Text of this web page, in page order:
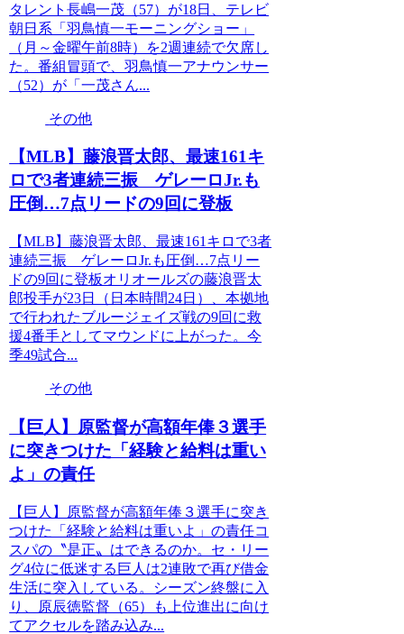
タレント長嶋一茂（57）が18日、テレビ
朝日系「羽鳥慎一モーニングショー」
（月～金曜午前8時）を2週連続で欠席し
た。番組冒頭で、羽鳥慎一アナウンサー
（52）が「一茂さん...
その他
【MLB】藤浪晋太郎、最速161キ
ロで3者連続三振 ゲレーロJr.も
圧倒…7点リードの9回に登板
【MLB】藤浪晋太郎、最速161キロで3者
連続三振 ゲレーロJr.も圧倒…7点リー
ドの9回に登板オリオールズの藤浪晋太
郎投手が23日（日本時間24日）、本拠地
で行われたブルージェイズ戦の9回に救
援4番手としてマウンドに上がった。今
季49試合...
その他
【巨人】原監督が高額年俸３選手
に突きつけた「経験と給料は重い
よ」の責任
【巨人】原監督が高額年俸３選手に突き
つけた「経験と給料は重いよ」の責任コ
スパの〝是正〟はできるのか。セ・リー
グ4位に低迷する巨人は2連敗で再び借金
生活に突入している。シーズン終盤に入
り、原辰徳監督（65）も上位進出に向け
てアクセルを踏み込み...